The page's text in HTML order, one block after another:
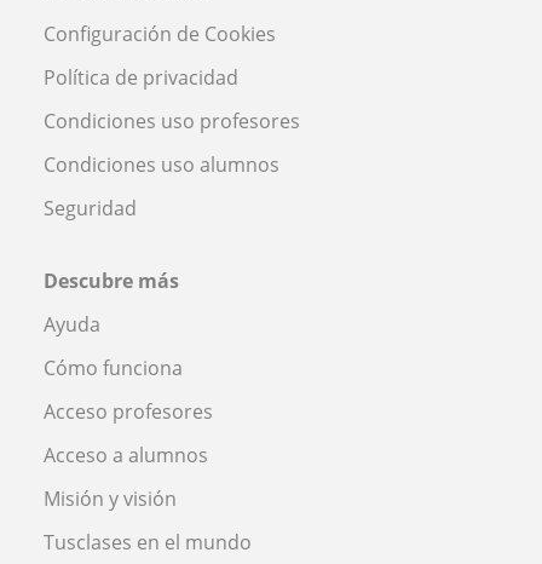
Configuración de Cookies
Política de privacidad
Condiciones uso profesores
Condiciones uso alumnos
Seguridad
Descubre más
Ayuda
Cómo funciona
Acceso profesores
Acceso a alumnos
Misión y visión
Tusclases en el mundo